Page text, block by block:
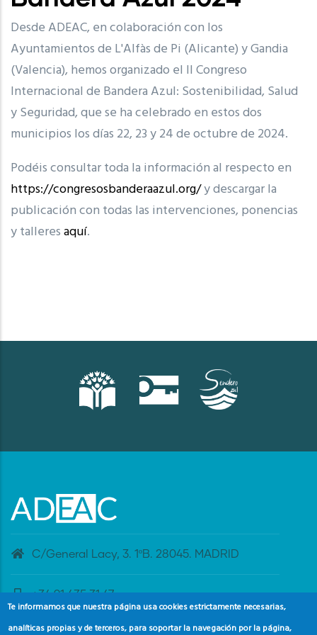
Desde ADEAC, en colaboración con los
Ayuntamientos de L'Alfàs de Pi (Alicante) y Gandia
(Valencia), hemos organizado el II Congreso
Internacional de Bandera Azul: Sostenibilidad, Salud
y Seguridad, que se ha celebrado en estos dos
municipios los días 22, 23 y 24 de octubre de 2024.
Podéis consultar toda la información al respecto en
https://congresosbanderaazul.org/y descargar la
publicación con todas las intervenciones, ponencias
y talleresaquí.
C/General Lacy, 3. 1ºB. 28045. MADRID
+34 91 435 31 47
Te informamos que nuestra página usa cookies estrictamente necesarias,
analíticas propias y de terceros, para soportar la navegación por la página,